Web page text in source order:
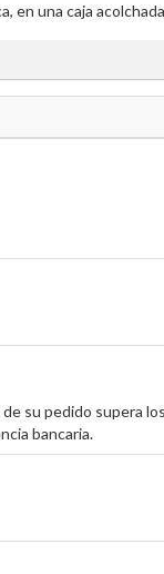
en una caja
su pedido supera
bancaria.